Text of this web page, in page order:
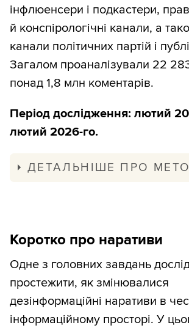
інфлюенсери і подкастери,
й конспірологічні канали, а
канали політичних партій і
Загалом проаналізували 22
понад 1,8 млн коментарів.
Період дослідження: лютий
лютий 2026-го.
ДЕТАЛЬНІШЕ ПРО
ключовими словами чеською
Вони охоплювали такі теми,
Україні, риторика щодо ЄС,
інші маркерні теми FIMI-
Information Manipulation and
Коротко про наративи
Одне з головних завдань
простежити, як змінювалися
дезінформаційні наративи в
інформаційному просторі. У